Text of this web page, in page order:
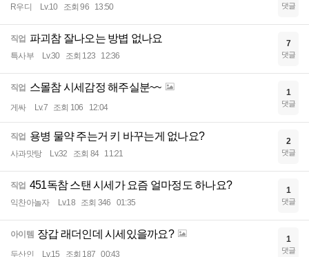
R우디 Lv.10 조회 96 13:50 댓글
직업 파괴참 잘나오는 방볍 없나요
특사부 Lv.30 조회 123 12:36
7
댓글
직업 스몰참 시세감정 해주실분~~
게싸 Lv.7 조회 106 12:04
1
댓글
직업 용병 물약 주는거 키 바꾸는게 없나요?
사과맛탕 Lv.32 조회 84 11:21
2
댓글
직업 451독참 스탠 시세가 요즘 얼마정도 하나요?
익찬아놀자 Lv.18 조회 346 01:35
1
댓글
아이템 장갑 래더인데 시세있을까요?
두산인 Lv.15 조회 187 00:43
1
댓글